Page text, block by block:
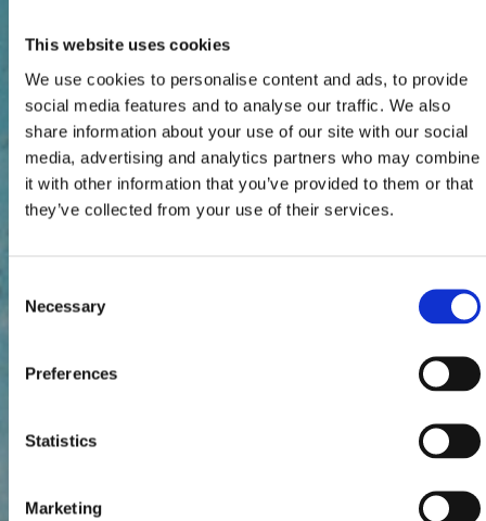
This website uses cookies
We use cookies to personalise content and ads, to provide
social media features and to analyse our traffic. We also
share information about your use of our site with our social
media, advertising and analytics partners who may combine
it with other information that you’ve provided to them or that
they’ve collected from your use of their services.
Selection
Necessary
Preferences
Statistics
Marketing